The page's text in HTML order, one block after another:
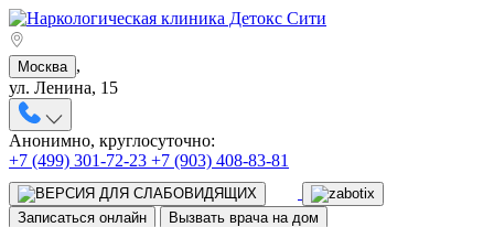
Москва ,
ул. Ленина, 15
Анонимно, круглосуточно:
+7 (499) 301-72-23 +7 (903) 408-83-81
Записаться онлайн Вызвать врача на дом